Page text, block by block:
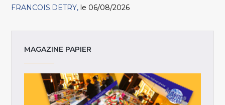
FRANCOIS.DETRY le 06/08/2026
MAGAZINE PAPIER